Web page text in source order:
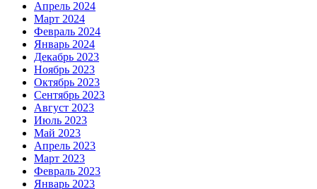
Апрель 2024
Март 2024
Февраль 2024
Январь 2024
Декабрь 2023
Ноябрь 2023
Октябрь 2023
Сентябрь 2023
Август 2023
Июль 2023
Май 2023
Апрель 2023
Март 2023
Февраль 2023
Январь 2023